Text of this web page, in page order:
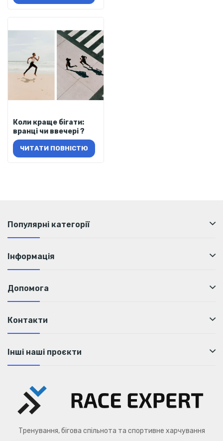
Коли краще бігати:
вранці чи ввечері ?
ЧИТАТИ ПОВНІСТЮ
Популярні категорії
Інформація
Допомога
Контакти
Інші наші проєкти
Тренування, бігова спільнота та спортивне харчування